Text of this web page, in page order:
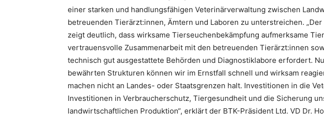
einer starken und handlungsfähigen Veterinärverwaltung zwischen
betreuenden Tierärzt:innen, Ämtern und Laboren zu unterstreichen.
zeigt deutlich, dass wirksame Tierseuchenbekämpfung aufmerksame
vertrauensvolle Zusammenarbeit mit den betreuenden Tierärzt:innen
technisch gut ausgestattete Behörden und Diagnostiklabore erfordert.
bewährten Strukturen können wir im Ernstfall schnell und wirksam
machen nicht an Landes- oder Staatsgrenzen halt. Investitionen in die
Investitionen in Verbraucherschutz, Tiergesundheit und die Sicherung
landwirtschaftlichen Produktion“, erklärt der BTK-Präsident Ltd. VD Dr.